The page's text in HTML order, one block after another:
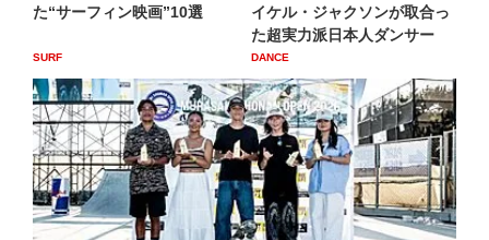
た“サーフィン映画”10選
SURF
イケル・ジャクソンが取合っ
た超実力派日本人ダンサー
DANCE